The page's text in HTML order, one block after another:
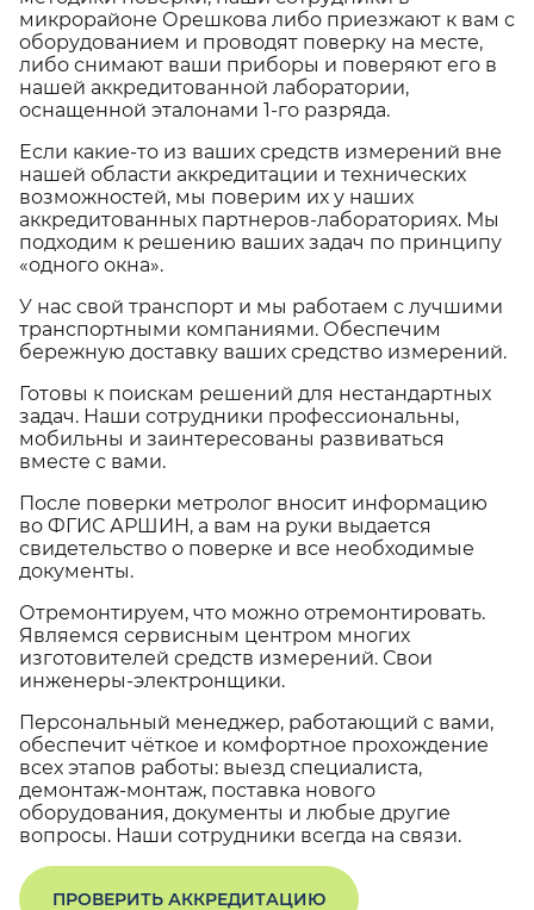
микрорайоне Орешкова либо приезжают к вам с
оборудованием и проводят поверку на месте,
либо снимают ваши приборы и поверяют его в
нашей аккредитованной лаборатории,
оснащенной эталонами 1-го разряда.
Если какие-то из ваших средств измерений вне
нашей области аккредитации и технических
возможностей, мы поверим их у наших
аккредитованных партнеров-лабораториях. Мы
подходим к решению ваших задач по принципу
«одного окна».
У нас свой транспорт и мы работаем с лучшими
транспортными компаниями. Обеспечим
бережную доставку ваших средство измерений.
Готовы к поискам решений для нестандартных
задач. Наши сотрудники профессиональны,
мобильны и заинтересованы развиваться
вместе с вами.
После поверки метролог вносит информацию
во ФГИС АРШИН, а вам на руки выдается
свидетельство о поверке и все необходимые
документы.
Отремонтируем, что можно отремонтировать.
Являемся сервисным центром многих
изготовителей средств измерений. Свои
инженеры-электронщики.
Персональный менеджер, работающий с вами,
обеспечит чёткое и комфортное прохождение
всех этапов работы: выезд специалиста,
демонтаж-монтаж, поставка нового
оборудования, документы и любые другие
вопросы. Наши сотрудники всегда на связи.
ПРОВЕРИТЬ АККРЕДИТАЦИЮ